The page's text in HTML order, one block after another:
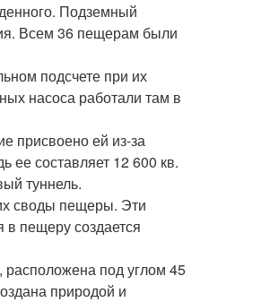
Подземный
Всем 36 пещерам были
подсчете при их
насоса работали там в
присвоено ей из-за
ее составляет 12 600 кв.
туннель.
своды пещеры. Эти
пещеру создается
под углом 45
природой и